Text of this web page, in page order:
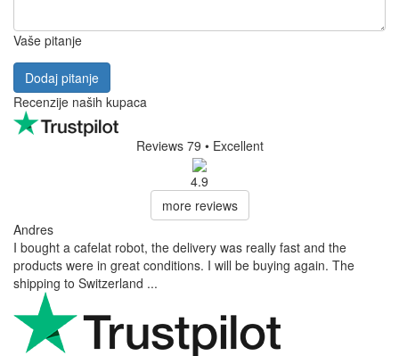
Vaše pitanje
Dodaj pitanje
Recenzije naših kupaca
Reviews 79 • Excellent
4.9
more reviews
Andres
I bought a cafelat robot, the delivery was really fast and the
products were in great conditions. I will be buying again. The
shipping to Switzerland ...